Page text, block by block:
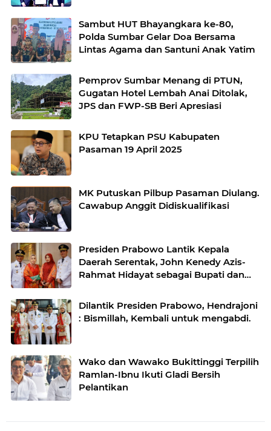
Sambut HUT Bhayangkara ke-80,
Polda Sumbar Gelar Doa Bersama
Lintas Agama dan Santuni Anak Yatim
Pemprov Sumbar Menang di PTUN,
Gugatan Hotel Lembah Anai Ditolak,
JPS dan FWP-SB Beri Apresiasi
KPU Tetapkan PSU Kabupaten
Pasaman 19 April 2025
MK Putuskan Pilbup Pasaman Diulang.
Cawabup Anggit Didiskualifikasi
Presiden Prabowo Lantik Kepala
Daerah Serentak, John Kenedy Azis-
Rahmat Hidayat sebagai Bupati dan
2025-2030
Dilantik Presiden Prabowo, Hendrajoni
: Bismillah, Kembali untuk mengabdi.
Wako dan Wawako Bukittinggi Terpilih
Ramlan-Ibnu Ikuti Gladi Bersih
Pelantikan